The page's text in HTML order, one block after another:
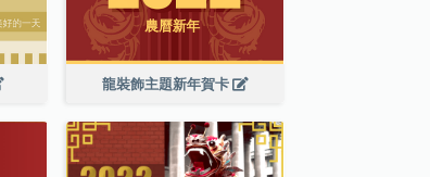
龍裝飾主題新年賀卡